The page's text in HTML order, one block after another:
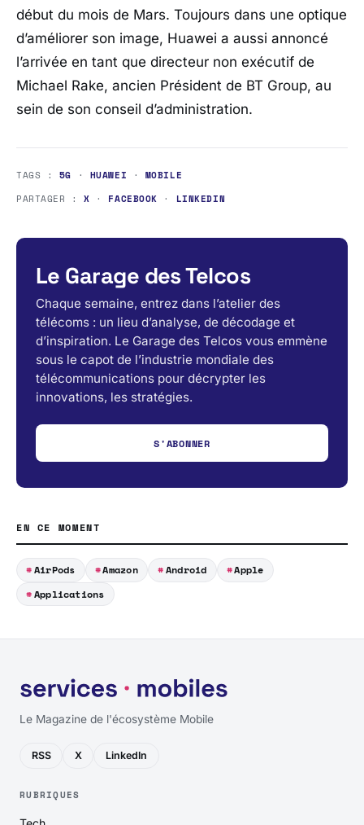
début du mois de Mars. Toujours dans une optique
d’améliorer son image, Huawei a aussi annoncé
l’arrivée en tant que directeur non exécutif de
Michael Rake, ancien Président de BT Group, au
sein de son conseil d’administration.
TAGS : 5G · HUAWEI · MOBILE
PARTAGER :X · FACEBOOK · LINKEDIN
Le Garage des Telcos
Chaque semaine, entrez dans l’atelier des
télécoms : un lieu d’analyse, de décodage et
d’inspiration. Le Garage des Telcos vous emmène
sous le capot de l’industrie mondiale des
télécommunications pour décrypter les
innovations, les stratégies.
S'ABONNER
EN CE MOMENT
AirPods Amazon Android
Apple
Applications
Le Magazine de l'écosystème Mobile
RSS X LinkedIn
RUBRIQUES